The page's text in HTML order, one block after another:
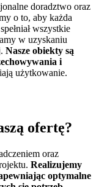
doradztwo oraz
o to, aby każda
wszystkie
w uzyskaniu
Nasze obiekty są
i
użytkowanie.
ofertę?
oraz
Realizujemy
optymalne